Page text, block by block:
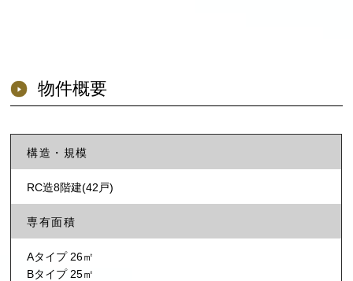
物件概要
構造・規模
RC造8階建(42戸)
専有面積
Aタイプ 26㎡
Bタイプ 25㎡